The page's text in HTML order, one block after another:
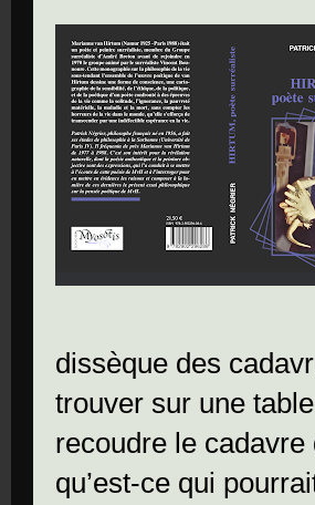
dissèque des
trouver sur une
recoudre le cadavre
qu’est-ce qui